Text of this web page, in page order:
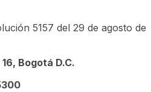
5157 del 29 de agosto de
Bogotá D.C.